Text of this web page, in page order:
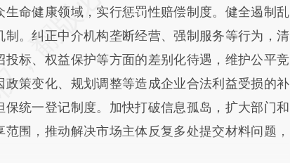
命健康领域，实行惩罚性赔偿制度。健全遏制乱
。纠正中介机构垄断经营、强制服务等行为，清
标、权益保护等方面的差别化待遇，维护公平竞
策变化、规划调整等造成企业合法利益受损的补
统一登记制度。加快打破信息孤岛，扩大部门和
围，推动解决市场主体反复多处提交材料问题，